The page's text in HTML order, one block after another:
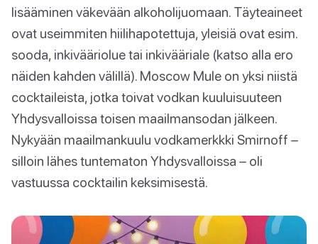
lisääminen väkevään alkoholijuomaan. Täyteaineet
ovat useimmiten hiilihapotettuja, yleisiä ovat esim.
sooda, inkivääriolue tai inkivääriale (katso alla ero
näiden kahden välillä). Moscow Mule on yksi niistä
cocktaileista, jotka toivat vodkan kuuluisuuteen
Yhdysvalloissa toisen maailmansodan jälkeen.
Nykyään maailmankuulu vodkamerkkki Smirnoff –
silloin lähes tuntematon Yhdysvalloissa – oli
vastuussa cocktailin keksimisestä.